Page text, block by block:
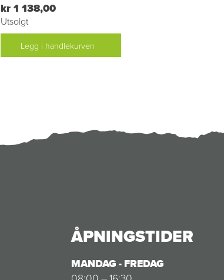
kr 1 138,00
Utsolgt
Legg i handlekurven
ÅPNINGSTIDER
MANDAG - FREDAG